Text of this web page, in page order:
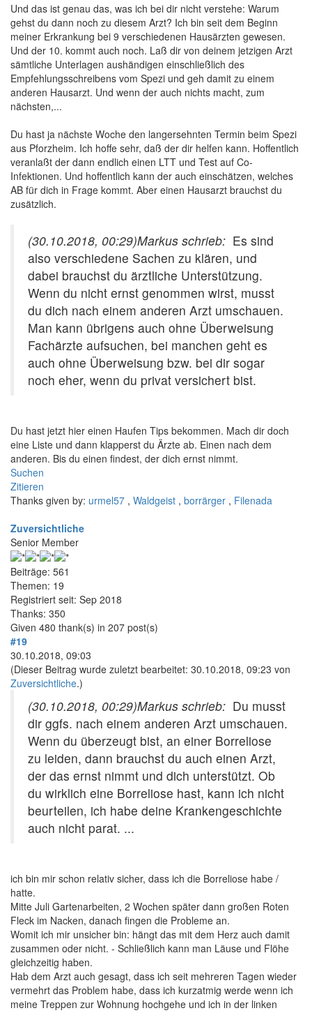
Und das ist genau das, was ich bei dir nicht verstehe: Warum
gehst du dann noch zu diesem Arzt? Ich bin seit dem Beginn
meiner Erkrankung bei 9 verschiedenen Hausärzten gewesen.
Und der 10. kommt auch noch. Laß dir von deinem jetzigen Arzt
sämtliche Unterlagen aushändigen einschließlich des
Empfehlungsschreibens vom Spezi und geh damit zu einem
anderen Hausarzt. Und wenn der auch nichts macht, zum
nächsten,...
Du hast ja nächste Woche den langersehnten Termin beim Spezi
aus Pforzheim. Ich hoffe sehr, daß der dir helfen kann. Hoffentlich
veranlaßt der dann endlich einen LTT und Test auf Co-
Infektionen. Und hoffentlich kann der auch einschätzen, welches
AB für dich in Frage kommt. Aber einen Hausarzt brauchst du
zusätzlich.
(30.10.2018, 00:29)Markus schrieb: Es sind
also verschiedene Sachen zu klären, und
dabei brauchst du ärztliche Unterstützung.
Wenn du nicht ernst genommen wirst, musst
du dich nach einem anderen Arzt umschauen.
Man kann übrigens auch ohne Überweisung
Fachärzte aufsuchen, bei manchen geht es
auch ohne Überweisung bzw. bei dir sogar
noch eher, wenn du privat versichert bist.
Du hast jetzt hier einen Haufen Tips bekommen. Mach dir doch
eine Liste und dann klapperst du Ärzte ab. Einen nach dem
anderen. Bis du einen findest, der dich ernst nimmt.
Suchen
Zitieren
Thanks given by: urmel57 , Waldgeist , borrärger , Filenada
Zuversichtliche
Senior Member
Beiträge: 561
Themen: 19
Registriert seit: Sep 2018
Thanks: 350
Given 480 thank(s) in 207 post(s)
#19
30.10.2018, 09:03
(Dieser Beitrag wurde zuletzt bearbeitet: 30.10.2018, 09:23 von
Zuversichtliche.)
(30.10.2018, 00:29)Markus schrieb: Du musst
dir ggfs. nach einem anderen Arzt umschauen.
Wenn du überzeugt bist, an einer Borreliose
zu leiden, dann brauchst du auch einen Arzt,
der das ernst nimmt und dich unterstützt. Ob
du wirklich eine Borreliose hast, kann ich nicht
beurteilen, ich habe deine Krankengeschichte
auch nicht parat. ...
ich bin mir schon relativ sicher, dass ich die Borreliose habe /
hatte.
Mitte Juli Gartenarbeiten, 2 Wochen später dann großen Roten
Fleck im Nacken, danach fingen die Probleme an.
Womit ich mir unsicher bin: hängt das mit dem Herz auch damit
zusammen oder nicht. - Schließlich kann man Läuse und Flöhe
gleichzeitig haben.
Hab dem Arzt auch gesagt, dass ich seit mehreren Tagen wieder
vermehrt das Problem habe, dass ich kurzatmig werde wenn ich
meine Treppen zur Wohnung hochgehe und ich in der linken